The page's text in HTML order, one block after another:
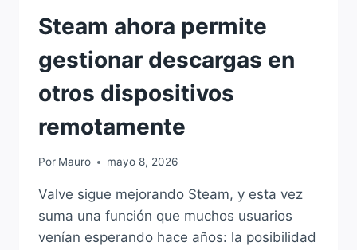
Steam ahora permite
gestionar descargas en
otros dispositivos
remotamente
Por Mauro mayo 8, 2026
Valve sigue mejorando Steam, y esta vez
suma una función que muchos usuarios
venían esperando hace años: la posibilidad